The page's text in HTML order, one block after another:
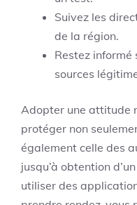
Suivez les
de la région.
Restez
sources
Adopter une attitude
protéger non
également celle des
jusqu’à obtention
utiliser des